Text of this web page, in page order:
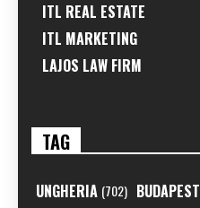
ITL REAL ESTATE
ITL MARKETING
LAJOS LAW FIRM
TAG
UNGHERIA (702) BUDAPEST